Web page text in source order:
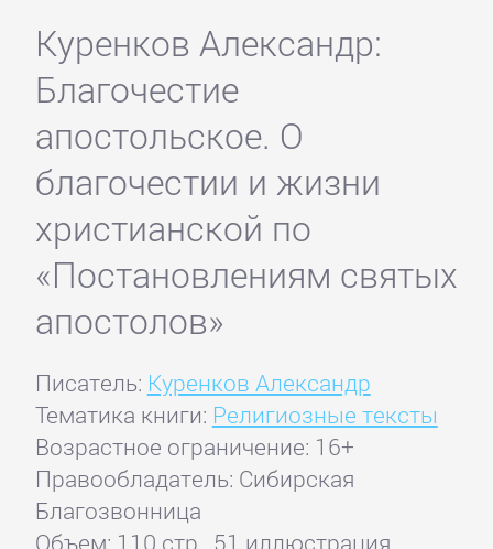
Куренков Александр:
Благочестие
апостольское. О
благочестии и жизни
христианской по
«Постановлениям святых
апостолов»
Писатель: Куренков Александр
Тематика книги: Религиозные тексты
Возрастное ограничение: 16+
Правообладатель: Сибирская
Благозвонница
Объем: 110 стр., 51 иллюстрация